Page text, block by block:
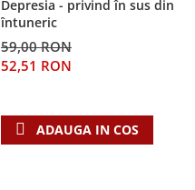
Depresia - privind în sus din
întuneric
59,00 RON
52,51 RON
ADAUGA IN COS